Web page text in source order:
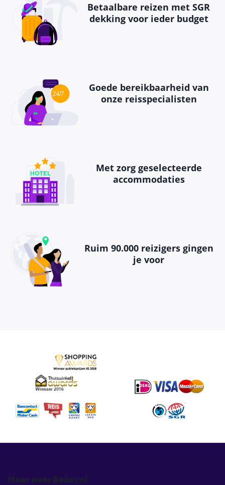
Betaalbare reizen met SGR
dekking voor ieder budget
Goede bereikbaarheid van
onze reisspecialisten
Met zorg geselecteerde
accommodaties
Ruim 90.000 reizigers gingen
je voor
Meer over Bebsy.nl